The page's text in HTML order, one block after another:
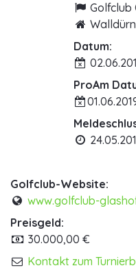
Golfclub
Datum:
ProAm
Golfclub-Website:
www.golfclub-
Preisgeld:
30.000,00 €
Kontakt zum